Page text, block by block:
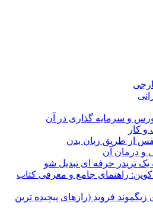
بورس و سرمایه گذاری در آن
کار
نفس از طریق زبان بدن
و درمان آن
یک تریدر حرفه ای تبدیل شو
راهنمای جامع و معرفی کتاب
زیگموند فروید (رازهای پیچیده ترین